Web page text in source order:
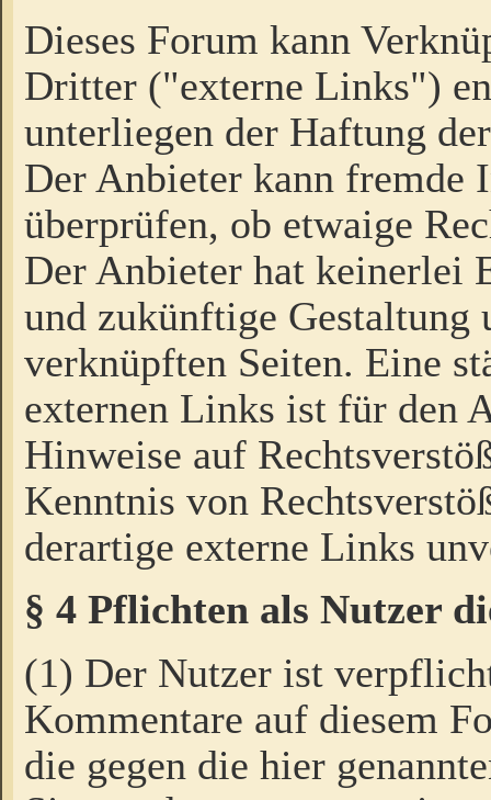
Dieses Forum kann
Dritter ("externe Links")
unterliegen der Haftung
Der Anbieter kann fremde
überprüfen, ob etwaige
Der Anbieter hat keinerlei
und zukünftige Gestaltung
verknüpften Seiten. Eine
externen Links ist für den
Hinweise auf
Kenntnis von
derartige externe Links
§ 4 Pflichten als Nutzer
(1) Der Nutzer ist
Kommentare auf diesem
die gegen die hier